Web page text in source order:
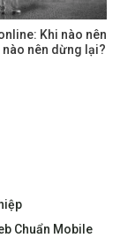
Khi nào nên
nào nên dừng lại?
Chuẩn Mobile